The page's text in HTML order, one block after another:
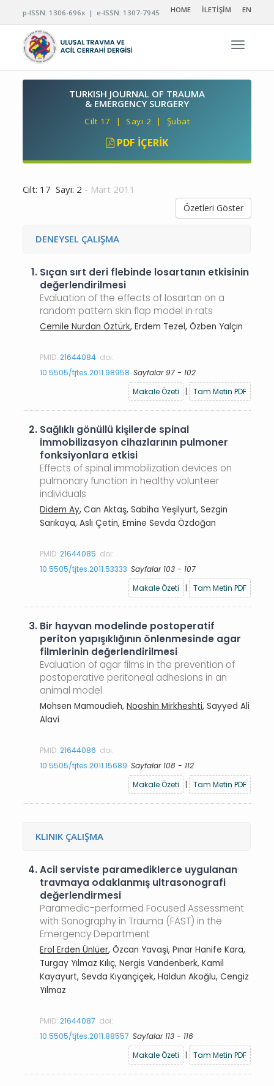
p-ISSN: 1306-696x | e-ISSN: 1307-7945 HOME İLETİŞİM EN
TURKISH JOURNAL OF TRAUMA
& EMERGENCY SURGERY
Cilt 17 | Sayı 2 | Şubat
PDF İÇERIK
Cilt: 17 Sayı: 2 - Mart 2011
Özetleri Göster
DENEYSEL ÇALIŞMA
1. Sıçan sırt deri flebinde losartanın etkisinin
değerlendirilmesi
Evaluation of the effects of losartan on a
random pattern skin flap model in rats
Cemile Nurdan Öztürk, Erdem Tezel, Özben Yalçın
PMID:21644084 doi:
10.5505/tjtes.2011.98958 Sayfalar 97 - 102
Makale Özeti
| Tam Metin PDF
2. Sağlıklı gönüllü kişilerde spinal
immobilizasyon cihazlarının pulmoner
fonksiyonlara etkisi
Effects of spinal immobilization devices on
pulmonary function in healthy volunteer
individuals
Didem Ay, Can Aktaş, Sabiha Yeşilyurt, Sezgin
Sarıkaya, Aslı Çetin, Emine Sevda Özdoğan
PMID:21644085 doi:
10.5505/tjtes.2011.53333 Sayfalar 103 - 107
Makale Özeti
| Tam Metin PDF
3. Bir hayvan modelinde postoperatif
periton yapışıklığının önlenmesinde agar
filmlerinin değerlendirilmesi
Evaluation of agar films in the prevention of
postoperative peritoneal adhesions in an
animal model
Mohsen Mamoudieh,Nooshin Mirkheshti, Sayyed Ali
Alavi
PMID:21644086 doi:
10.5505/tjtes.2011.15689 Sayfalar 108 - 112
Makale Özeti
| Tam Metin PDF
KLINIK ÇALIŞMA
4.Acil serviste paramediklerce uygulanan
travmaya odaklanmış ultrasonografi
değerlendirmesi
Paramedic-performed Focused Assessment
with Sonography in Trauma (FAST) in the
Emergency Department
Erol Erden Ünlüer, Özcan Yavaşi, Pınar Hanife Kara,
Turgay Yılmaz Kılıç, Nergis Vandenberk, Kamil
Kayayurt, Sevda Kıyançiçek, Haldun Akoğlu, Cengiz
Yılmaz
PMID:21644087 doi:
10.5505/tjtes.2011.88557 Sayfalar 113 - 116
Makale Özeti
| Tam Metin PDF